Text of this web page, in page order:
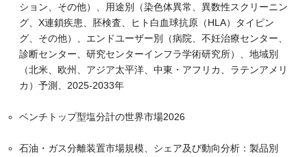
ション、その他）、用途別（染色体異常、異数性スクリーニン
グ、X連鎖疾患、胚検査、ヒト白血球抗原（HLA）タイピン
グ、その他）、エンドユーザー別（病院、不妊治療センター、
診断センター、研究センターインフラ学術研究所）、地域別
（北米、欧州、アジア太平洋、中東・アフリカ、ラテンアメリ
カ）予測、2025-2033年
ベンチトップ型塩分計の世界市場2026
石油・ガス分離装置市場規模、シェア及び動向分析：製品別